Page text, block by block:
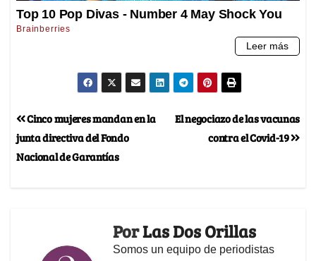
El negociazo de las vacunas
contra el Covid-19
Cinco mujeres mandan en la
junta directiva del Fondo
Nacional de Garantías
PorLas Dos Orillas
Somos un equipo de periodistas